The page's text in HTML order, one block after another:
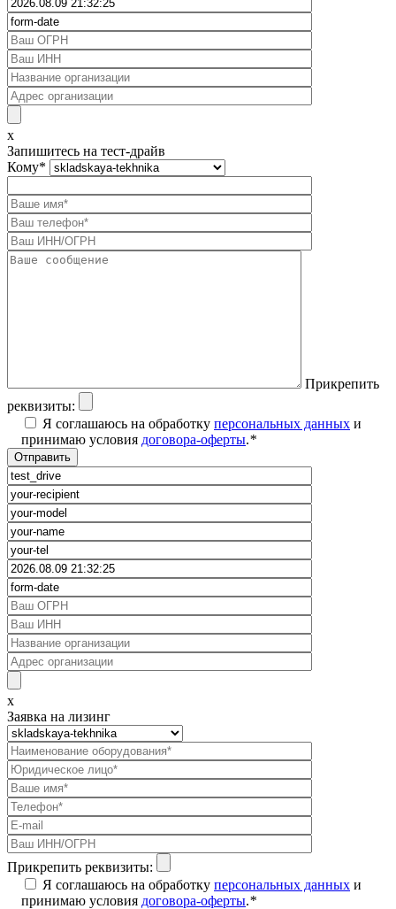
x
Запишитесь на тест-драйв
Кому*
Прикрепить
реквизиты:
Я соглашаюсь на обработку персональных данных и
принимаю условия договора-оферты.*
x
Заявка на лизинг
Прикрепить реквизиты:
Я соглашаюсь на обработку персональных данных и
принимаю условия договора-оферты.*